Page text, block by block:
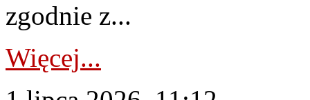
zgodnie z...
Więcej...